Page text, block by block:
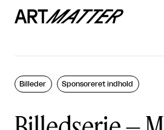
Billeder Sponsoreret indhold